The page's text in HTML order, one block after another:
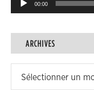
00:00
ARCHIVES